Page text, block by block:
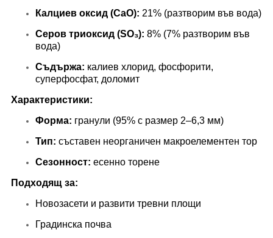
Калциев оксид (CaO): 21% (разтворим във вода)
Серов триоксид (SO₃): 8% (7% разтворим във
вода)
Съдържа: калиев хлорид, фосфорити,
суперфосфат, доломит
Характеристики:
Форма: гранули (95% с размер 2–6,3 мм)
Тип: съставен неорганичен макроелементен тор
Сезонност: есенно торене
Подходящ за:
Новозасети и развити тревни площи
Градинска почва